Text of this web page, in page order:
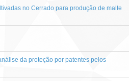
no Cerrado para produção de malte
da proteção por patentes pelos